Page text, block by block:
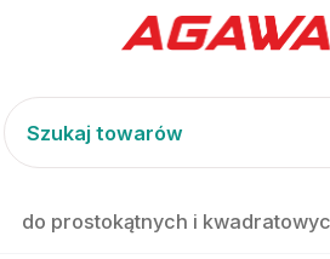
do prostokątnych i